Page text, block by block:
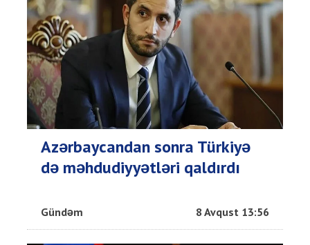
Azərbaycandan sonra Türkiyə
də məhdudiyyətləri qaldırdı
Gündəm 8 Avqust 13:56